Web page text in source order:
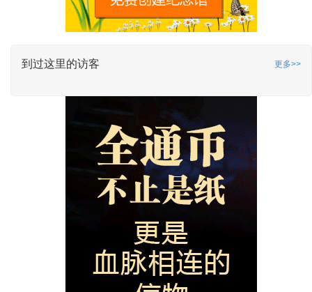
到过这里的访客 更多>>